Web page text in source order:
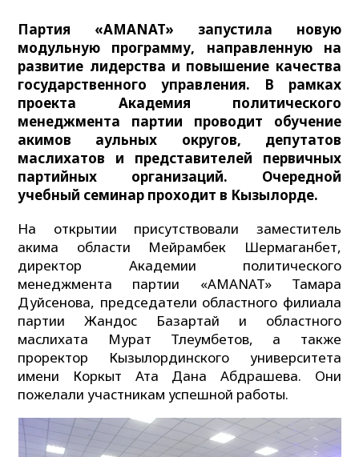
Партия «AMANAT» запустила новую
модульную программу, направленную на
развитие лидерства и повышение качества
государственного управления. В рамках
проекта Академия политического
менеджмента партии проводит обучение
акимов аульных округов, депутатов
маслихатов и представителей первичных
партийных организаций. Очередной
учебный семинар проходит в Кызылорде.
На открытии присутствовали заместитель
акима области Мейрамбек Шермаганбет,
директор Академии политического
менеджмента партии «AMANAT» Тамара
Дуйсенова, председатели областного филиала
партии Жандос Базартай и областного
маслихата Мурат Тлеумбетов, а также
проректор Кызылординского университета
имени Коркыт Ата Дана Абдрашева. Они
пожелали участникам успешной работы.